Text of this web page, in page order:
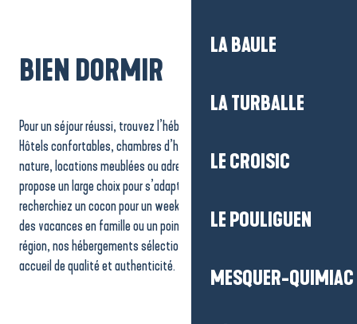
LA BAULE
LA TURBALLE
LE CROISIC
LE POULIGUEN
MESQUER-QUIMIAC
BIEN DORMIR
Pour un séjour réussi, trouvez l’hébergement qui vous ressemble.
Hôtels confortables, chambres d’hôtes chaleureuses, campings
nature, locations meublées ou adresses atypiques : notre territoire
propose un large choix pour s’adapter à toutes vos envies. Que vous
recherchiez un cocon pour un week-end à deux, un lieu convivial pour
des vacances en famille ou un point de départ idéal pour explorer la
région, nos hébergements sélectionnés garantissent confort,
accueil de qualité et authenticité.